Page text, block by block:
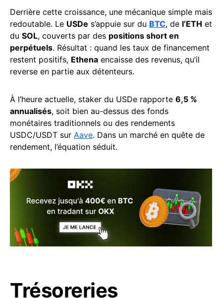
Derrière cette croissance, une mécanique simple mais
redoutable. Le USDe s’appuie sur du BTC, de l’ETH et
du SOL, couverts par des positions short en
perpétuels. Résultat : quand les taux de financement
restent positifs, Ethena encaisse des revenus, qu’il
reverse en partie aux détenteurs.
À l’heure actuelle, staker du USDe rapporte 6,5 %
annualisés, soit bien au-dessus des fonds
monétaires traditionnels ou des rendements
USDC/USDT sur Aave. Dans un marché en quête de
rendement, l’équation séduit.
Trésoreries